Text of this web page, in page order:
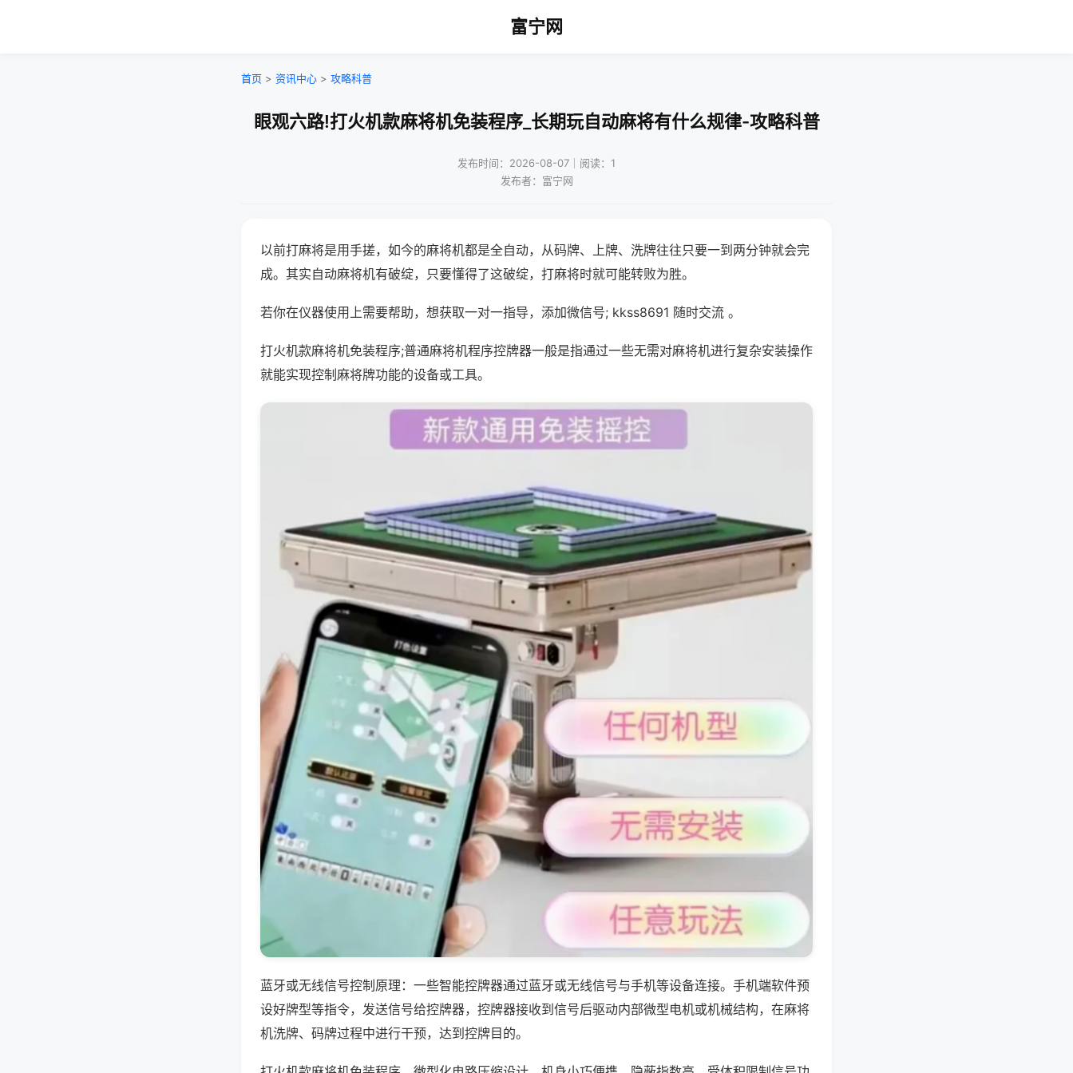
富宁网
首页 > 资讯中心 > 攻略科普
眼观六路!打火机款麻将机免装程序_长期玩自动麻将有什么规律-攻略科普
发布时间：2026-08-07｜阅读：1
发布者：富宁网
以前打麻将是用手搓，如今的麻将机都是全自动，从码牌、上牌、洗牌往往只要一到两分钟就会完
成。其实自动麻将机有破绽，只要懂得了这破绽，打麻将时就可能转败为胜。
若你在仪器使用上需要帮助，想获取一对一指导，添加微信号; kkss8691 随时交流 。
打火机款麻将机免装程序;普通麻将机程序控牌器一般是指通过一些无需对麻将机进行复杂安装操作
就能实现控制麻将牌功能的设备或工具。
蓝牙或无线信号控制原理：一些智能控牌器通过蓝牙或无线信号与手机等设备连接。手机端软件预
设好牌型等指令，发送信号给控牌器，控牌器接收到信号后驱动内部微型电机或机械结构，在麻将
机洗牌、码牌过程中进行干预，达到控牌目的。